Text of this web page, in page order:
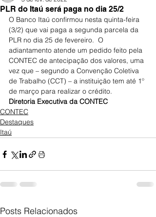
PLR do Itaú será paga no dia 25/2
O Banco Itaú confirmou nesta quinta-feira
(3/2) que vai paga a segunda parcela da
PLR no dia 25 de fevereiro.  O
adiantamento atende um pedido feito pela
CONTEC de antecipação dos valores, uma
vez que – segundo a Convenção Coletiva
de Trabalho (CCT) – a instituição tem até 1º
de março para realizar o crédito.
Diretoria Executiva da CONTEC
CONTEC
Destaques
Itaú
Posts Relacionados